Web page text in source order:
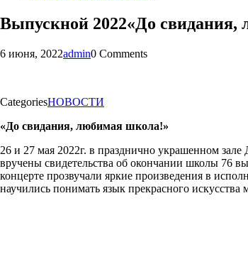
Выпускной 2022«До
6 июня, 2022admin0 Comments
CategoriesНОВОСТИ
«До свидания, любимая школа!»
26 и 27 мая 2022г. в празднично украшенном
вручены свидетельства об окончании школы 76
концерте прозвучали яркие произведения в
научились понимать язык прекрасного